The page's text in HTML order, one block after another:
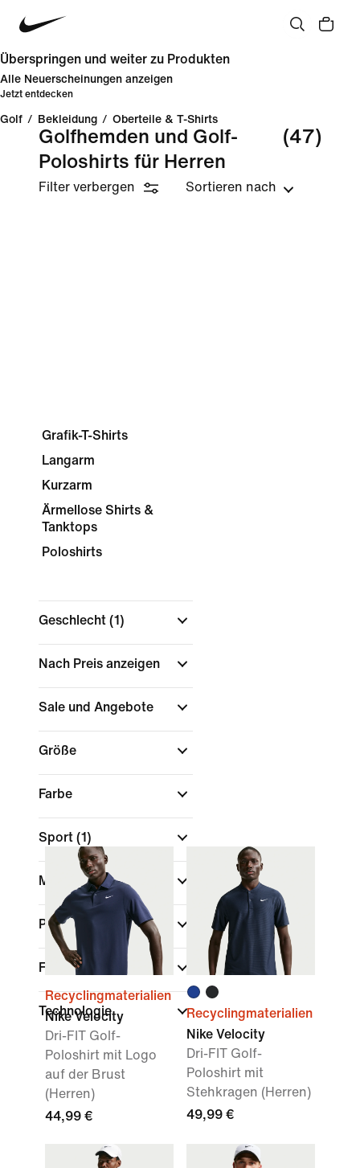
Überspringen und weiter zu Produkten
Alle Neuerscheinungen anzeigen
Jetzt entdecken
Golf / Bekleidung / Oberteile & T-Shirts
Golfhemden und Golf-
Poloshirts für Herren
(47)
Filter verbergen Sortieren nach
Grafik-T-Shirts
Langarm
Kurzarm
Ärmellose Shirts &
Tanktops
Poloshirts
Geschlecht (1)
Nach Preis anzeigen
Sale und Angebote
Größe
Farbe
Sport (1)
Marke
Passform
Funktionen
Technologie
Recyclingmaterialien
Nike Velocity
Dri-FIT Golf-
Poloshirt mit Logo
auf der Brust
(Herren)
44,99 €
Recyclingmaterialien
Nike Velocity
Dri-FIT Golf-
Poloshirt mit
Stehkragen (Herren)
49,99 €